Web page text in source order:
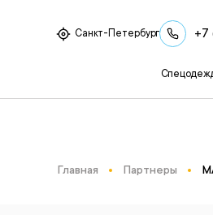
Санкт-Петербург +7
Главная Партнеры